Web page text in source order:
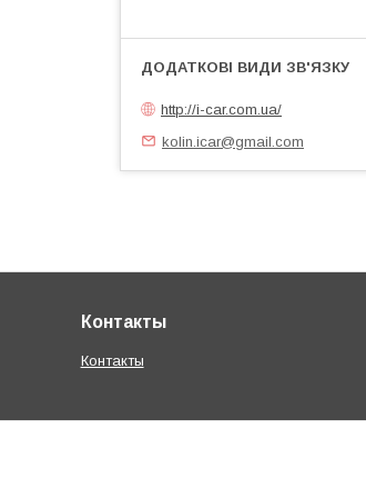
http://i-car.com.ua/
kolin.icar@gmail.com
Контакты
Контакты